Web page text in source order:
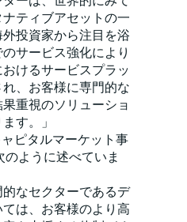
ティブアセットの一
投資家から注目を浴
サービス強化により
けるサービスプラッ
、お客様に専門的な
重視のソリューショ
す。」
ピタルマーケット事
ように述べていま
的なセクターであるデ
は、お客様のより高